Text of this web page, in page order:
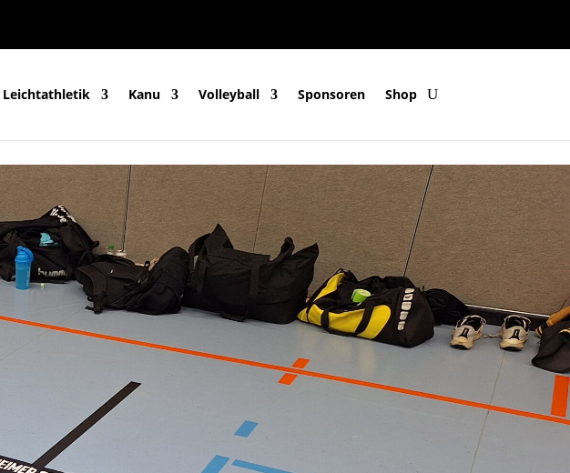
Leichtathletik Kanu Volleyball Sponsoren Shop